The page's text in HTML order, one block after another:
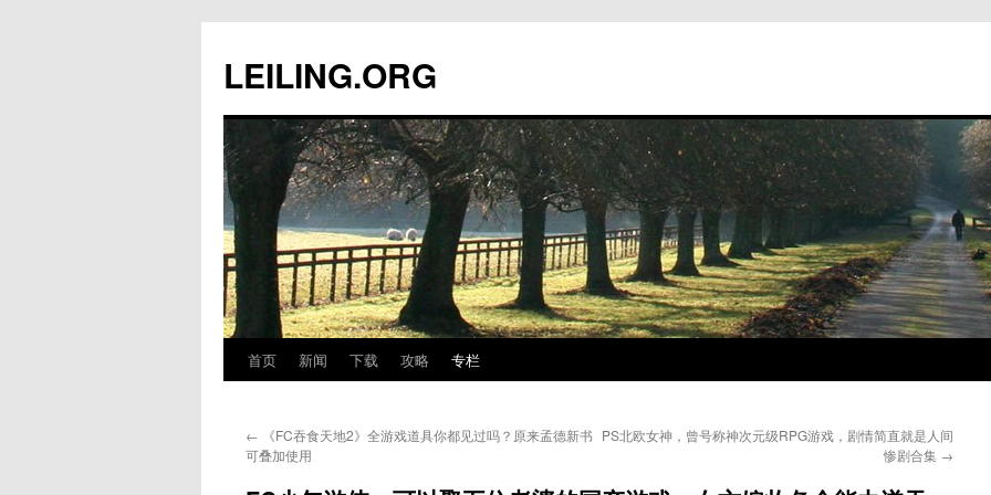
文
LEILING.ORG
首页 新闻 下载 攻略 专栏
← 《FC吞食天地2》全游戏道具你都见过吗？原来孟德新书
可叠加使用
PS北欧女神，曾号称神次元级RPG游戏，剧情简直就是人间
惨剧合集 →